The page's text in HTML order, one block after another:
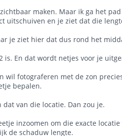
maken. Maar ik ga het
uitschuiven en je ziet dat die
je ziet hier dat dus rond het
is. En dat wordt netjes voor je
wil fotograferen met de zon
bepalen.
van die locatie. Dan zou je.
inzoomen om die exacte
de schaduw lengte.